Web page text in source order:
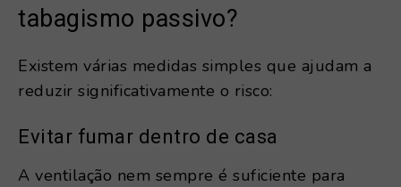
tabagismo passivo?
Existem várias medidas simples que ajudam a
reduzir significativamente o risco:
Evitar fumar dentro de casa
A ventilação nem sempre é suficiente para